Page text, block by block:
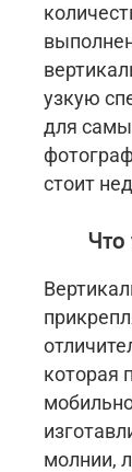
узкую
для
стоит
Что
которая
молнии,